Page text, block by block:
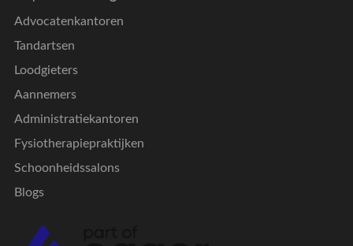
Advocatenkantoren
Tandartsen
Loodgieters
Aannemers
Administratiekantoren
Fysiotherapiepraktijken
Schoonheidssalons
Blogs